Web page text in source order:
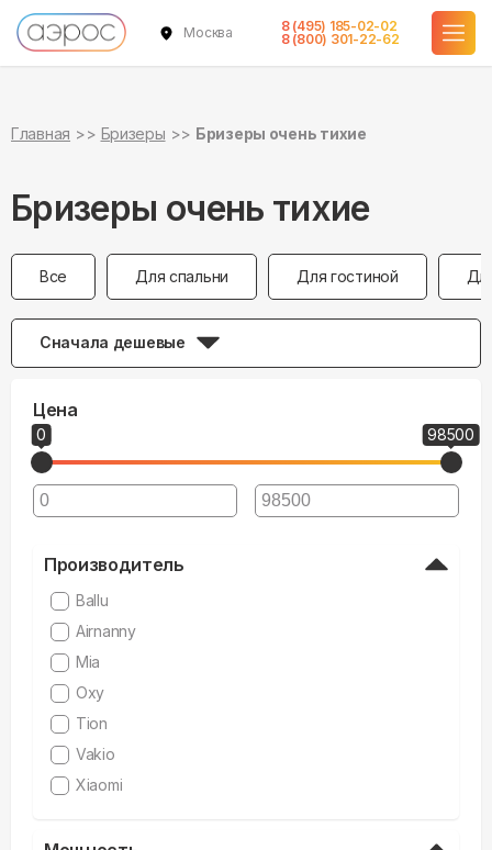
Москва
8 (495) 185-02-02
8 (800) 301-22-62
Главная Бризеры Бризеры очень тихие
Бризеры очень тихие
Все Для спальни Для гостиной
Сначала дешевые
Цена
0 98500
Производитель
Ballu
Airnanny
Mia
Oxy
Tion
Vakio
Xiaomi